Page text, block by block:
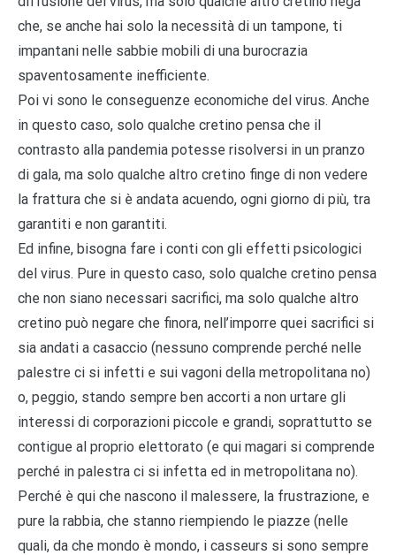
che, se anche hai solo la necessità di un tampone, ti
impantani nelle sabbie mobili di una burocrazia
spaventosamente inefficiente.
Poi vi sono le conseguenze economiche del virus. Anche
in questo caso, solo qualche cretino pensa che il
contrasto alla pandemia potesse risolversi in un pranzo
di gala, ma solo qualche altro cretino finge di non vedere
la frattura che si è andata acuendo, ogni giorno di più, tra
garantiti e non garantiti.
Ed infine, bisogna fare i conti con gli effetti psicologici
del virus. Pure in questo caso, solo qualche cretino pensa
che non siano necessari sacrifici, ma solo qualche altro
cretino può negare che finora, nell’imporre quei sacrifici si
sia andati a casaccio (nessuno comprende perché nelle
palestre ci si infetti e sui vagoni della metropolitana no)
o, peggio, stando sempre ben accorti a non urtare gli
interessi di corporazioni piccole e grandi, soprattutto se
contigue al proprio elettorato (e qui magari si comprende
perché in palestra ci si infetta ed in metropolitana no).
Perché è qui che nascono il malessere, la frustrazione, e
pure la rabbia, che stanno riempiendo le piazze (nelle
quali, da che mondo è mondo, i casseurs si sono sempre